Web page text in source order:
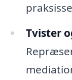
Tvister